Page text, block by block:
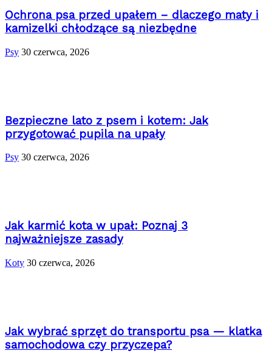
Ochrona psa przed upałem – dlaczego maty i
kamizelki chłodzące są niezbędne
Psy 30 czerwca, 2026
Bezpieczne lato z psem i kotem: Jak
przygotować pupila na upały
Psy 30 czerwca, 2026
Jak karmić kota w upał: Poznaj 3
najważniejsze zasady
Koty 30 czerwca, 2026
Jak wybrać sprzęt do transportu psa — klatka
samochodowa czy przyczepa?